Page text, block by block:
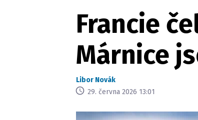
Francie
Márnice
Libor Novák
29. června 2026 13:01